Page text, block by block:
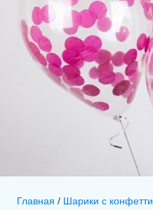
Главная / Шарики с конфетти